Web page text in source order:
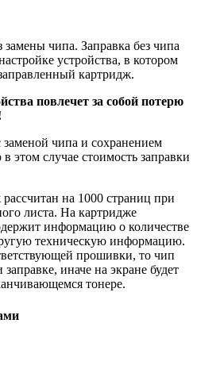
замены чипа. Заправка без чипа
устройства, в котором
картридж.
повлечет за собой потерю
чипа и сохранением
этом случае стоимость заправки
на 1000 страниц при
листа. На картридже
информацию о количестве
техническую информацию.
прошивки, то чип
иначе на экране будет
тонере.